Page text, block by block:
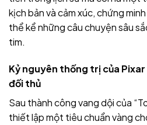
kịch bản và cảm xúc, chứng
thể kể những câu chuyện sâu
tim.
Kỷ nguyên thống trị của
đối thủ
Sau thành công vang dội của
thiết lập một tiêu chuẩn vàng